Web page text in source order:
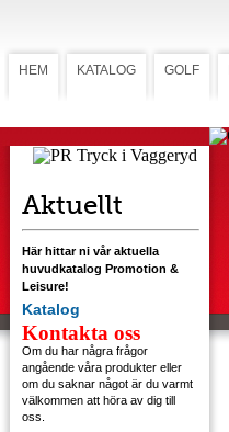
HEM KATALOG GOLF
Aktuellt
Här hittar ni vår aktuella
huvudkatalog Promotion &
Leisure!
Katalog
Kontakta oss
Om du har några frågor
angående våra produkter eller
om du saknar något är du varmt
välkommen att höra av dig till
oss.